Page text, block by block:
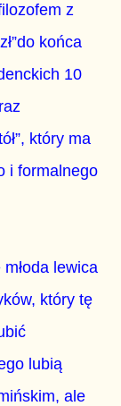
z
końca
10
który ma
i formalnego
lewica
który tę
lubią
ale